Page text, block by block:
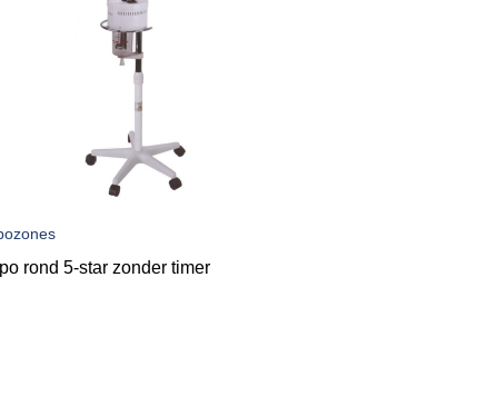
rond 5-star zonder timer